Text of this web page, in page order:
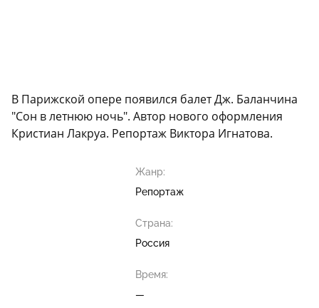
В Парижской опере появился балет Дж. Баланчина
"Сон в летнюю ночь". Автор нового оформления
Кристиан Лакруа. Репортаж Виктора Игнатова.
Жанр:
Репортаж
Страна:
Россия
Время:
—